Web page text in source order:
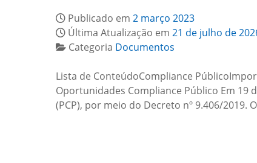
Publicado em 2 março 2023
Última Atualização em 21 de julho de
Categoria Documentos
Lista de ConteúdoCompliance
Oportunidades Compliance Público Em 19
(PCP), por meio do Decreto nº 9.406/2019.